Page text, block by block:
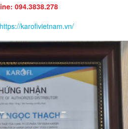
094.3838.278
karofivietnam.vn/